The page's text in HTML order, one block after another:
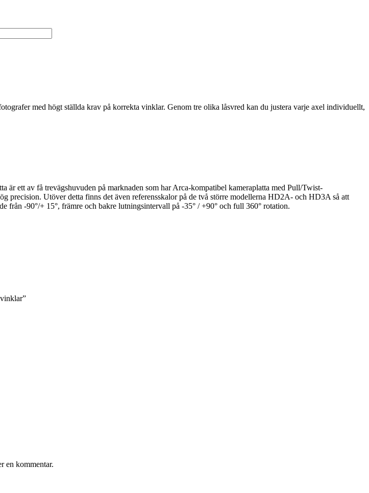
med högt ställda krav på korrekta vinklar. Genom tre olika låsvred kan du justera varje axel individuellt,
ett av få trevägshuvuden på marknaden som har Arca-kompatibel kameraplatta med Pull/Twist-
precision. Utöver detta finns det även referensskalor på de två större modellerna HD2A- och HD3A så att
från -90°/+ 15°, främre och bakre lutningsintervall på -35° / +90° och full 360° rotation.
en kommentar.